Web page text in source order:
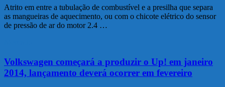
Atrito em entre a tubulação de combustível e a presilha que separa
as mangueiras de aquecimento, ou com o chicote elétrico do sensor
de pressão de ar do motor 2.4 …
Volkswagen começará a produzir o Up! em janeiro
2014, lançamento deverá ocorrer em fevereiro